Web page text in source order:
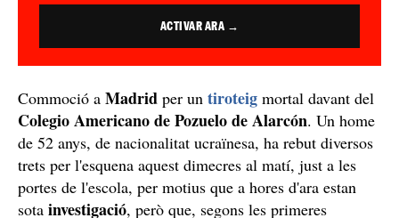
ACTIVAR ARA →
Commoció a Madrid per un tiroteig mortal davant del
Colegio Americano de Pozuelo de Alarcón. Un home
de 52 anys, de nacionalitat ucraïnesa, ha rebut diversos
trets per l'esquena aquest dimecres al matí, just a les
portes de l'escola, per motius que a hores d'ara estan
sota investigació, però que, segons les primeres